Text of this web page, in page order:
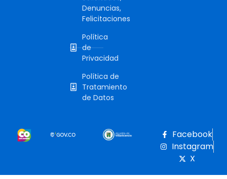
Denuncias,
Felicitaciones
Política
de
Privacidad
Política de
Tratamiento
de Datos
Facebook
Instagram
X